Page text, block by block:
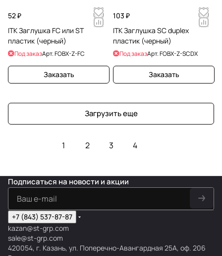
52 ₽
ITK Заглушка FC или ST
пластик (черный)
Под заказАрт.FOBX-Z-FC
Заказать
103 ₽
ITK Заглушка SC duplex
пластик (черный)
Под заказАрт.FOBX-Z-SCDX
Заказать
Загрузить еще
1 2 3 4
Подписаться на новости и акции
+7 (843) 537-87-87
kazan@st-grp.com
sale@st-grp.com
420054, г. Казань, ул. Поперечно-Авангардная 25А, оф. 206